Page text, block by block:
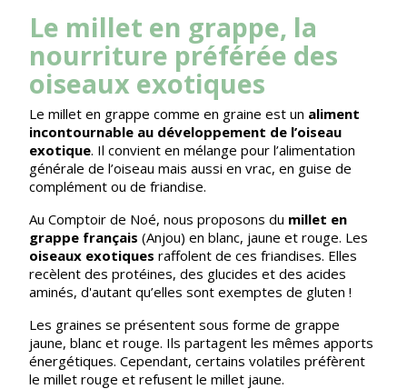
Le millet en grappe, la
nourriture préférée des
oiseaux exotiques
Le millet en grappe comme en graine est un aliment
incontournable au développement de l’oiseau
exotique. Il convient en mélange pour l’alimentation
générale de l’oiseau mais aussi en vrac, en guise de
complément ou de friandise.
Au Comptoir de Noé, nous proposons du millet en
grappe français (Anjou) en blanc, jaune et rouge. Les
oiseaux exotiques raffolent de ces friandises. Elles
recèlent des protéines, des glucides et des acides
aminés, d'autant qu’elles sont exemptes de gluten !
Les graines se présentent sous forme de grappe
jaune, blanc et rouge. Ils partagent les mêmes apports
énergétiques. Cependant, certains volatiles préfèrent
le millet rouge et refusent le millet jaune.